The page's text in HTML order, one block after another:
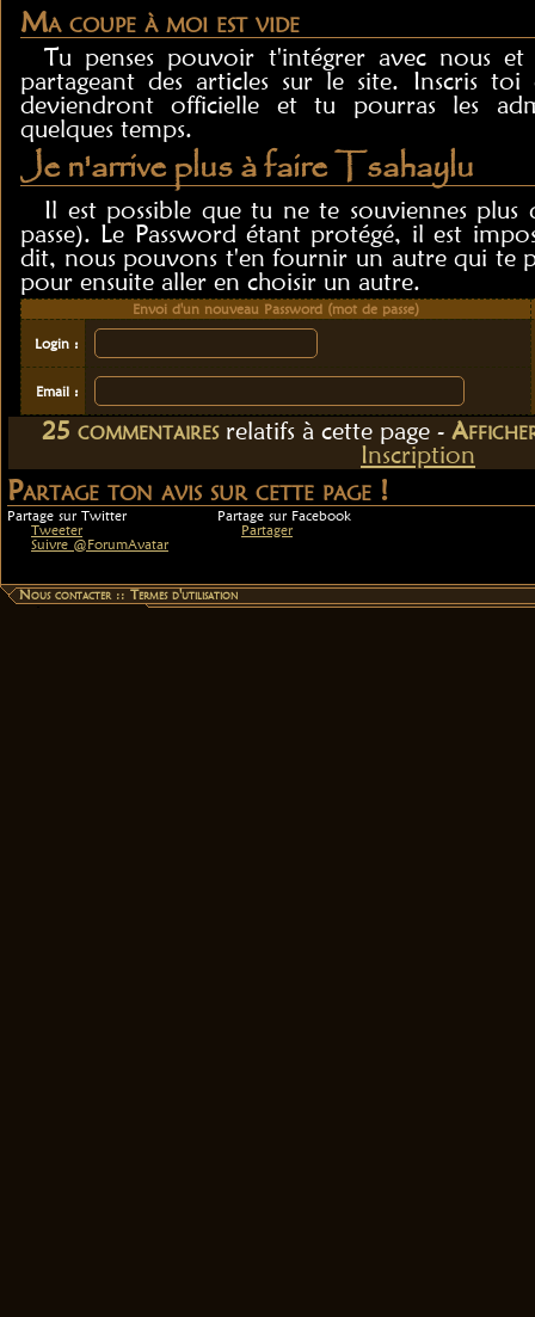
Ma coupe à moi est vide
Tu penses pouvoir t'intégrer avec nous
partageant des articles sur le site. Inscris
deviendront officielle et tu pourras les
quelques temps.
Je n'arrive plus à faire Tsahaylu
Il est possible que tu ne te souviennes
passe). Le Password étant protégé, il est
dit, nous pouvons t'en fournir un autre qui te
pour ensuite aller en choisir un autre.
Envoi d'un nouveau Password (mot de passe)
Login :
Email :
25 commentairesrelatifsà cette page -
Inscription
Partage ton avis sur cette page !
Partage sur Twitter
Partage sur Facebook
Tweeter
Suivre @ForumAvatar
Partager
Nous contacter::Termes d'utilisation